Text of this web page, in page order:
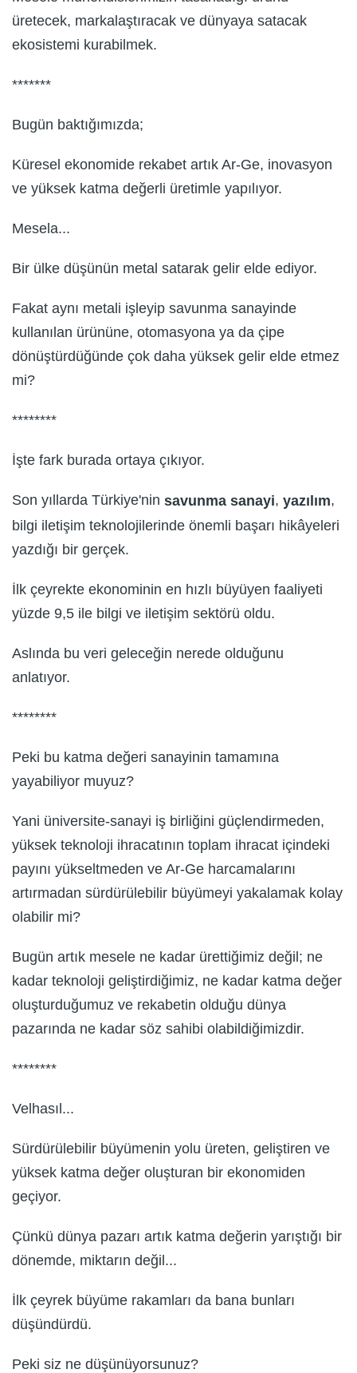
üretecek, markalaştıracak ve dünyaya satacak
ekosistemi kurabilmek.
*******
Bugün baktığımızda;
Küresel ekonomide rekabet artık Ar-Ge, inovasyon
ve yüksek katma değerli üretimle yapılıyor.
Mesela...
Bir ülke düşünün metal satarak gelir elde ediyor.
Fakat aynı metali işleyip savunma sanayinde
kullanılan ürününe, otomasyona ya da çipe
dönüştürdüğünde çok daha yüksek gelir elde etmez
mi?
********
İşte fark burada ortaya çıkıyor.
Son yıllarda Türkiye'nin savunma sanayi, yazılım,
bilgi iletişim teknolojilerinde önemli başarı hikâyeleri
yazdığı bir gerçek.
İlk çeyrekte ekonominin en hızlı büyüyen faaliyeti
yüzde 9,5 ile bilgi ve iletişim sektörü oldu.
Aslında bu veri geleceğin nerede olduğunu
anlatıyor.
********
Peki bu katma değeri sanayinin tamamına
yayabiliyor muyuz?
Yani üniversite-sanayi iş birliğini güçlendirmeden,
yüksek teknoloji ihracatının toplam ihracat içindeki
payını yükseltmeden ve Ar-Ge harcamalarını
artırmadan sürdürülebilir büyümeyi yakalamak kolay
olabilir mi?
Bugün artık mesele ne kadar ürettiğimiz değil; ne
kadar teknoloji geliştirdiğimiz, ne kadar katma değer
oluşturduğumuz ve rekabetin olduğu dünya
pazarında ne kadar söz sahibi olabildiğimizdir.
********
Velhasıl...
Sürdürülebilir büyümenin yolu üreten, geliştiren ve
yüksek katma değer oluşturan bir ekonomiden
geçiyor.
Çünkü dünya pazarı artık katma değerin yarıştığı bir
dönemde, miktarın değil...
İlk çeyrek büyüme rakamları da bana bunları
düşündürdü.
Peki siz ne düşünüyorsunuz?